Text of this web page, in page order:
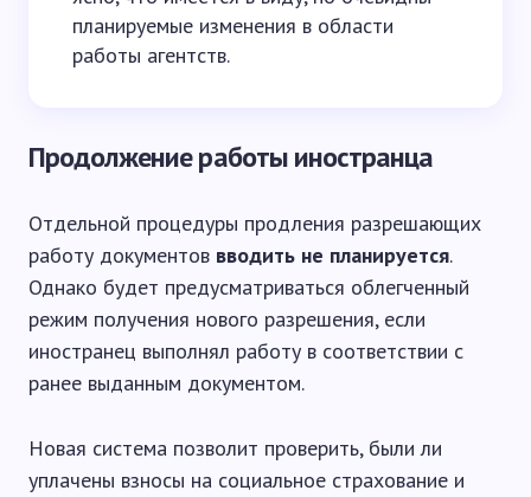
планируемые изменения в области
работы агентств.
Продолжение работы иностранца
Отдельной процедуры продления разрешающих
работу документов вводить не планируется.
Однако будет предусматриваться облегченный
режим получения нового разрешения, если
иностранец выполнял работу в соответствии с
ранее выданным документом.
Новая система позволит проверить, были ли
уплачены взносы на социальное страхование и